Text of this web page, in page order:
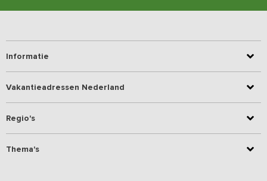
Informatie
Vakantieadressen Nederland
Regio's
Thema's